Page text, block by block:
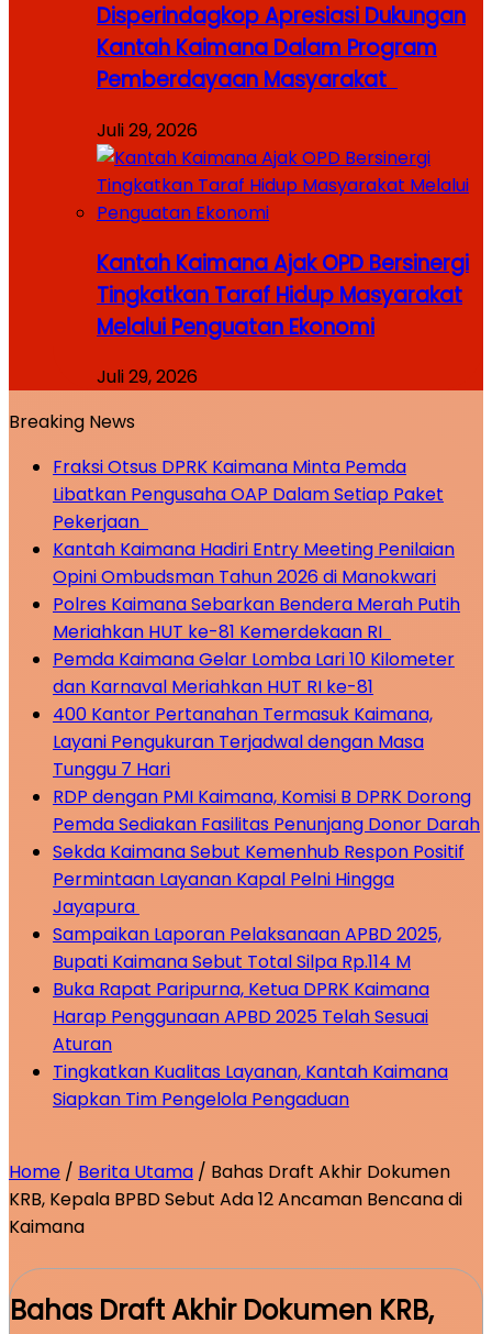
Disperindagkop Apresiasi Dukungan
Kantah Kaimana Dalam Program
Pemberdayaan Masyarakat
Juli 29, 2026
Kantah Kaimana Ajak OPD Bersinergi
Tingkatkan Taraf Hidup Masyarakat
Melalui Penguatan Ekonomi
Juli 29, 2026
Breaking News
Fraksi Otsus DPRK Kaimana Minta Pemda
Libatkan Pengusaha OAP Dalam Setiap Paket
Pekerjaan
Kantah Kaimana Hadiri Entry Meeting Penilaian
Opini Ombudsman Tahun 2026 di Manokwari
Polres Kaimana Sebarkan Bendera Merah Putih
Meriahkan HUT ke-81 Kemerdekaan RI
Pemda Kaimana Gelar Lomba Lari 10 Kilometer
dan Karnaval Meriahkan HUT RI ke-81
400 Kantor Pertanahan Termasuk Kaimana,
Layani Pengukuran Terjadwal dengan Masa
Tunggu 7 Hari
RDP dengan PMI Kaimana, Komisi B DPRK Dorong
Pemda Sediakan Fasilitas Penunjang Donor Darah
Sekda Kaimana Sebut Kemenhub Respon Positif
Permintaan Layanan Kapal Pelni Hingga
Jayapura
Sampaikan Laporan Pelaksanaan APBD 2025,
Bupati Kaimana Sebut Total Silpa Rp.114 M
Buka Rapat Paripurna, Ketua DPRK Kaimana
Harap Penggunaan APBD 2025 Telah Sesuai
Aturan
Tingkatkan Kualitas Layanan, Kantah Kaimana
Siapkan Tim Pengelola Pengaduan
Home / Berita Utama / Bahas Draft Akhir Dokumen
KRB, Kepala BPBD Sebut Ada 12 Ancaman Bencana di
Kaimana
Bahas Draft Akhir Dokumen KRB,